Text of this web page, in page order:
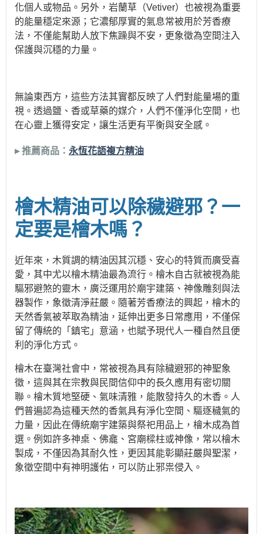
化個人或物品。另外，岩蘭草（Vetiver）也被視為重要
的能量穩定來源；它濃郁厚實的氣息常被用於芳香療
法，不僅能幫助人放下焦躁與不安，更象徵為空間注入
保護與沉穩的力量。
無論東西方，這些方法其實都反映了人們對能量場的重
視。透過鹽、香或草藥的媒介，人們不僅淨化空間，也
在心靈上獲得安定，讓生活更有平衡與安全感。
▸ 推薦商品： 永恆花語複方精油
檜木精油可以除穢避邪？一
定要是檜木嗎？
近年來，木質調的精油因其沉穩、安心的特質而廣受喜
愛，其中尤以檜木精油最為流行。檜木自古就被視為能
驅邪避煞的靈木，廣泛運用於廟宇建築、神像雕刻與法
器製作，象徵清淨莊嚴。隨著芳香療法的興起，檜木的
天然香氣被萃取為精油，延伸出更多日常應用，不僅保
留了傳統的「鎮宅」意涵，也賦予現代人一種自然且便
利的淨化方式。
檜木在臺灣社會中，常被視為具有除穢避邪的神聖象
徵，這與其在宗教與民間信仰中的長久應用有密切關
聯。檜木質地堅硬、氣味清雅，能散發持久的木香。人
們普遍認為這種天然的香氣具有淨化空間、驅逐穢氣的
力量，因此在傳統廟宇建築與祭祀用品上，檜木成為首
選。例如許多神桌、佛龕、宮廟樑柱或神像，常以檜木
製成，不僅因為其耐久性，更因其能彰顯莊嚴與聖潔，
象徵空間中有神明護佑，可以防止邪祟侵入。